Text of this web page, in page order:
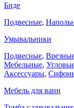
Биде
Подвесные,
Умывальники
Подвесные,
Мебельные,
Аксессуары,
Мебель для ванн